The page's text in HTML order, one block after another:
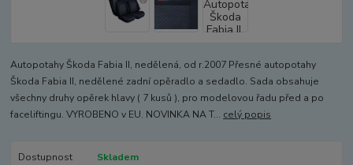
Autopotahy Škoda Fabia II, nedělená, od r.2007 Přesné autopotahy
Škoda Fabia II, nedělené zadní opěradlo a sedadlo. Sada obsahuje
všechny druhy opěrek hlavy ( 7 kusů ), pro modelovou řadu před a po
faceliftingu. VYROBENO v EU. NOVINKA NA T... celý popis
Dostupnost Skladem